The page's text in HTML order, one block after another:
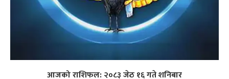
आजको राशिफल: २०८३ जेठ १६ गते शनिबार